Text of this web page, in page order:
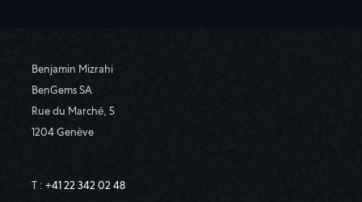
Benjamin Mizrahi
BenGems SA
Rue du Marché, 5
1204 Genève
T : +41 22 342 02 48